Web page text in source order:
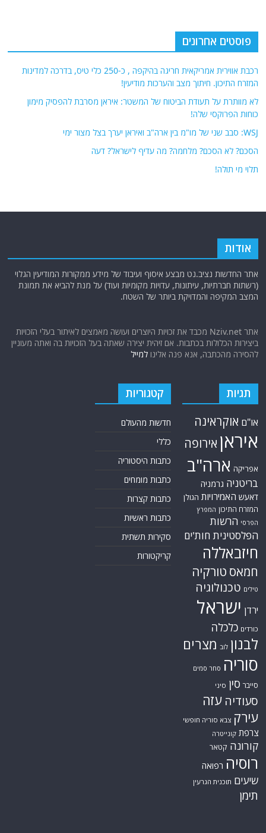
פוסטים אחרונים
רכבת אווירית אמריקאית חריגה בהיקפה , כ-250 כלי טיס, בדרכה למדינות
המזרח התיכון. חיתוך מצב והערכות מודיעין!
לא מוותרת על תעודת הביטוח של המשטר: איראן מסרבת להפסיק מימון
כוחות הפרוקסי שלה!
WSJ: סבב שני של מו"מ בין ארה"ב ואיראן יערך בצל מצור ימי
הסכם? לא הסכם? מלחמה? מה עדיף לישראל? דעה
תלוי מי תולה!
אודות
אתר החדשות נציב.נט מבצע איסוף ועיבוד של מידע ממקורות המודיעין הגלוי
(רשתות חברתיות, עיתונות, עדויות מקומיות ועוד) על מנת להביא את תמונת
המצב המקיפה והמדויקת ביותר של השטח.
אתר Nziv.net מכבד את זכויות היוצרים ועושה מאמצים לאיתור בעלי הזכויות
ביצירות הכלולות בכתבות. אם זיהית יצירה שאתה בעל הזכויות בה ואתה מעוניין
להסירה מהכתבה, אנא פנה אלינולמייל
תגיות
או"ם אוקראינה
איראן אירופה
אפריקה ארה"ב
בריטניה גרמניה
דאעש האמירויות הגולן
המזרח התיכון המפרץ
הפרסי הרשות
הפלסטינית חות'ים
חיזבאללה
חמאס טורקיה
טילים טכנולוגיה
ירדן ישראל
כורדים כלכלה
לבנון לוב מצרים
סוריה סחר סמים
סייבר סין סיני
סעודיה עזה
עירק צבא סוריה חופשי
צרפת קונייטרה
קורונה קטאר
רוסיה רפואה
שיעים תוכנית הגרעין
תימן
קטגוריות
חדשות מהעולם
כללי
כתבות היסטוריה
כתבות מומחים
כתבות קצרות
כתבות ראשיות
סקירות תשתית
קריקטורות